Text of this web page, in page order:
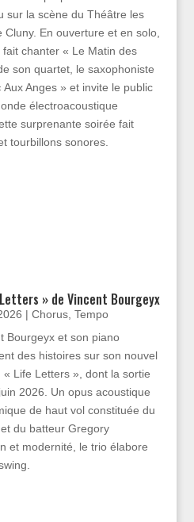
sur la scène du Théâtre les
Cluny. En ouverture et en solo,
chanter « Le Matin des
son quartet, le saxophoniste
Aux Anges » et invite le public
électroacoustique
surprenante soirée fait
tourbillons sonores.
» de Vincent Bourgeyx
|Chorus ,Tempo
Bourgeyx et son piano
des histoires sur son nouvel
« Life Letters », dont la sortie
2026. Un opus acoustique
de haut vol constituée du
du batteur Gregory
et modernité, le trio élabore